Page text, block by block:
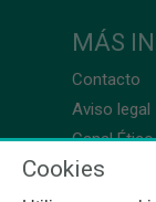
MÁS
Contacto
Aviso legal
Canal
Cookies